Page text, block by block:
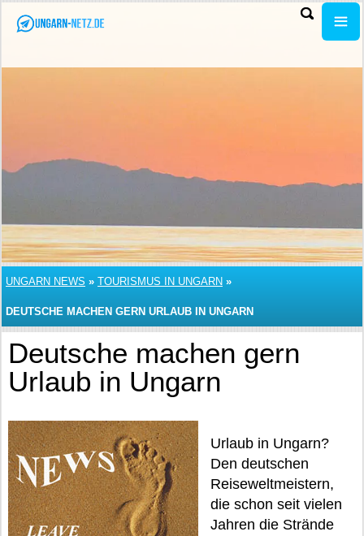
UNGARN NEWS » TOURISMUS IN UNGARN »
DEUTSCHE MACHEN GERN URLAUB IN UNGARN
Deutsche machen gern
Urlaub in Ungarn
Urlaub in Ungarn?
Den deutschen
Reiseweltmeistern,
die schon seit vielen
Jahren die Strände